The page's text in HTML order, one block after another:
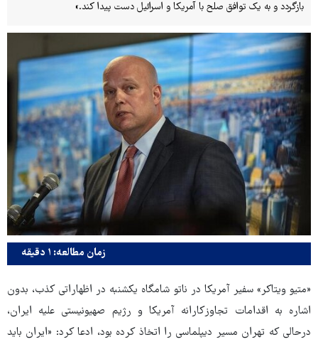
بازگردد و به یک توافق صلح با آمریکا و اسرائیل دست پیدا کند.»
زمان مطالعه: ۱ دقیقه
«متیو ویتاکر» سفیر آمریکا در ناتو شامگاه یکشنبه در اظهاراتی کذب، بدون
اشاره به اقدامات تجاوزکارانه آمریکا و رژیم صهیونیستی علیه ایران،
درحالی که تهران مسیر دیپلماسی را اتخاذ کرده بود، ادعا کرد: «ایران باید